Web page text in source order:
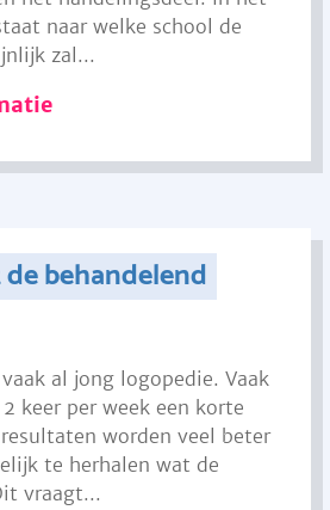
naar welke school de
zal...
behandelend
al jong logopedie. Vaak
keer per week een korte
worden veel beter
te herhalen wat de
vraagt...